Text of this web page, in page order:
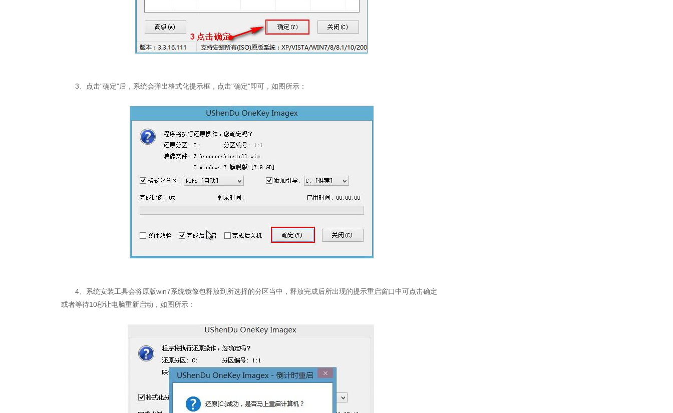
3、点击"确定"后，系统会弹出格式化提示框，点击"确定"即可，如图所示：
4、系统安装工具会将原版win7系统镜像包释放到所选择的分区当中，释放完成后所出现的提示重启窗口中可点击确定
或者等待10秒让电脑重新启动，如图所示：